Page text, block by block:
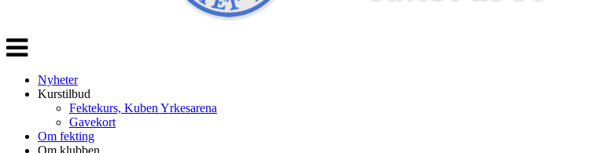
Veksle
navigasjon
Nyheter
Kurstilbud
Fektekurs, Kuben Yrkesarena
Gavekort
Om fekting
Om klubben